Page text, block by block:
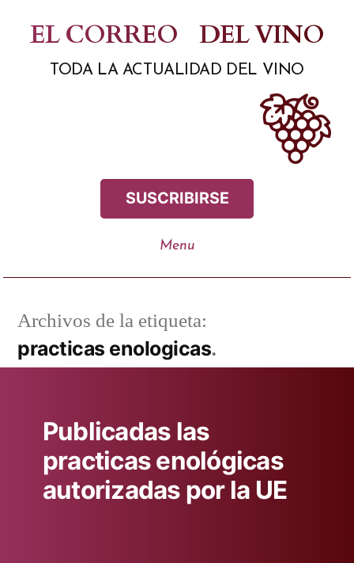
contenido
EL CORREO DEL VINO
TODA LA ACTUALIDAD DEL VINO
SUSCRIBIRSE
Archivos de la etiqueta:
practicas enologicas
Publicadas las
practicas enológicas
autorizadas por la UE